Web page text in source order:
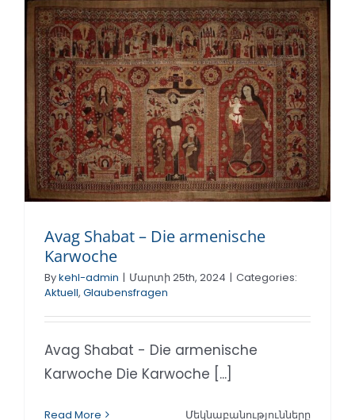
Avag Shabat – Die armenische
Karwoche
Bykehl-admin | Մարտի 25th, 2024 | Categories:
Aktuell, Glaubensfragen
Avag Shabat - Die armenische
Karwoche Die Karwoche [...]
Read More
Մեկնաբանությունները